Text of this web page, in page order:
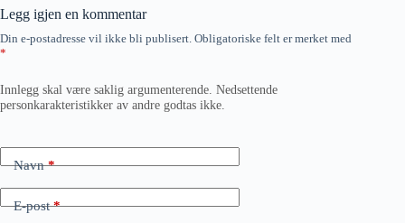
Legg igjen en kommentar
Din e-postadresse vil ikke bli publisert. Obligatoriske felt er merket med
*
Innlegg skal være saklig argumenterende. Nedsettende
personkarakteristikker av andre godtas ikke.
Navn*
E-post*